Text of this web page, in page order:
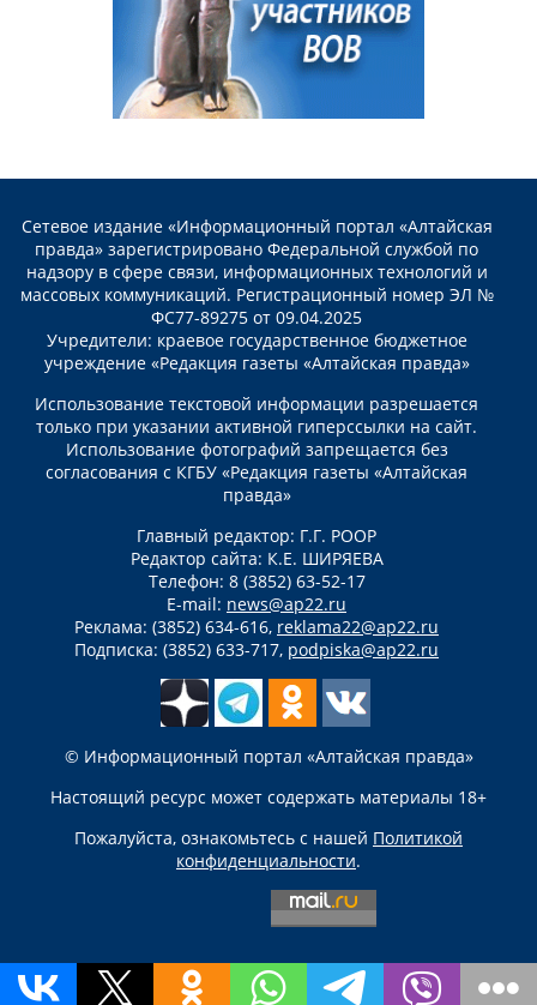
Сетевое издание «Информационный портал «Алтайская
правда» зарегистрировано Федеральной службой по
надзору в сфере связи, информационных технологий и
массовых коммуникаций. Регистрационный номер ЭЛ №
ФС77-89275 от 09.04.2025
Учредители: краевое государственное бюджетное
учреждение «Редакция газеты «Алтайская правда»
Использование текстовой информации разрешается
только при указании активной гиперссылки на сайт.
Использование фотографий запрещается без
согласования с КГБУ «Редакция газеты «Алтайская
правда»
Главный редактор: Г.Г. РООР
Редактор сайта: К.Е. ШИРЯЕВА
Телефон: 8 (3852) 63-52-17
E-mail: news@ap22.ru
Реклама: (3852) 634-616, reklama22@ap22.ru
Подписка: (3852) 633-717, podpiska@ap22.ru
© Информационный портал «Алтайская правда»
Настоящий ресурс может содержать материалы 18+
Пожалуйста, ознакомьтесь с нашей Политикой
конфиденциальности.